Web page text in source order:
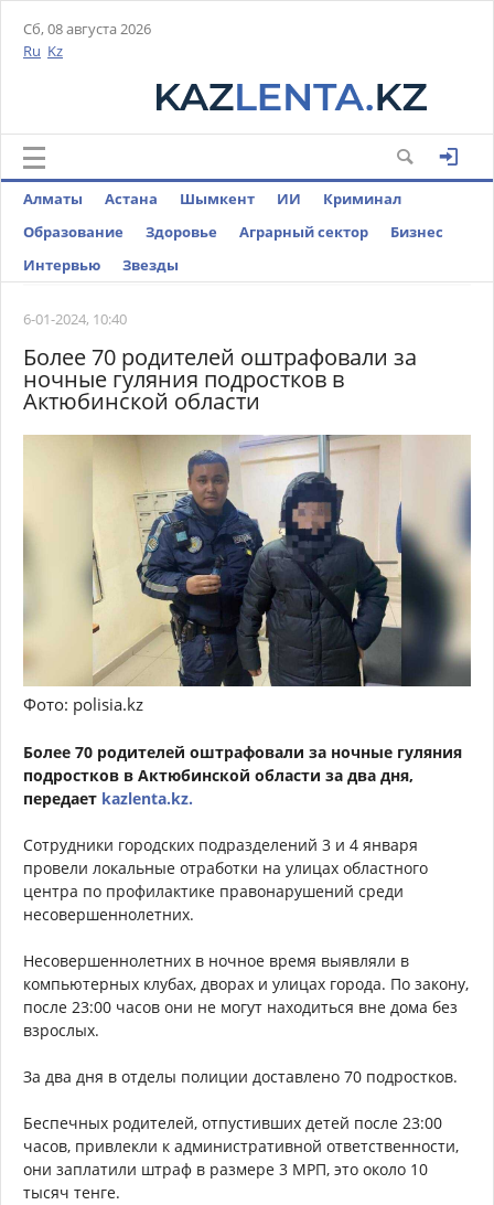
Сб, 08 августа 2026
Ru Kz
Алматы Астана Шымкент ИИ
Криминал
Образование
Здоровье Аграрный сектор
Бизнес
Интервью
Звезды
6-01-2024, 10:40
Более 70 родителей оштрафовали за
ночные гуляния подростков в
Актюбинской области
Фото: polisia.kz
Более 70 родителей оштрафовали за ночные гуляния
подростков в Актюбинской области за два дня,
передает kazlenta.kz.
Сотрудники городских подразделений 3 и 4 января
провели локальные отработки на улицах областного
центра по профилактике правонарушений среди
несовершеннолетних.
Несовершеннолетних в ночное время выявляли в
компьютерных клубах, дворах и улицах города. По закону,
после 23:00 часов они не могут находиться вне дома без
взрослых.
За два дня в отделы полиции доставлено 70 подростков.
Беспечных родителей, отпустивших детей после 23:00
часов, привлекли к административной ответственности,
они заплатили штраф в размере 3 МРП, это около 10
тысяч тенге.